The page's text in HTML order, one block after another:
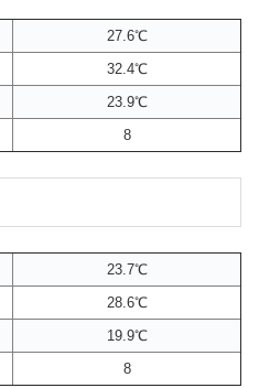
27.6℃
32.4℃
23.9℃
8
23.7℃
28.6℃
19.9℃
8